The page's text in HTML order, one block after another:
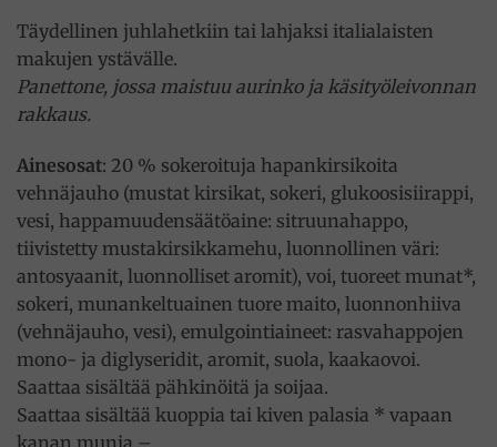
Täydellinen juhlahetkiin tai lahjaksi italialaisten
makujen ystävälle.
Panettone, jossa maistuu aurinko ja käsityöleivonnan
rakkaus.
Ainesosat: 20 % sokeroituja hapankirsikoita
vehnäjauho (mustat kirsikat, sokeri, glukoosisiirappi,
vesi, happamuudensäätöaine: sitruunahappo,
tiivistetty mustakirsikkamehu, luonnollinen väri:
antosyaanit, luonnolliset aromit), voi, tuoreet munat*,
sokeri, munankeltuainen tuore maito, luonnonhiiva
(vehnäjauho, vesi), emulgointiaineet: rasvahappojen
mono- ja diglyseridit, aromit, suola, kaakaovoi.
Saattaa sisältää pähkinöitä ja soijaa.
Saattaa sisältää kuoppia tai kiven palasia * vapaan